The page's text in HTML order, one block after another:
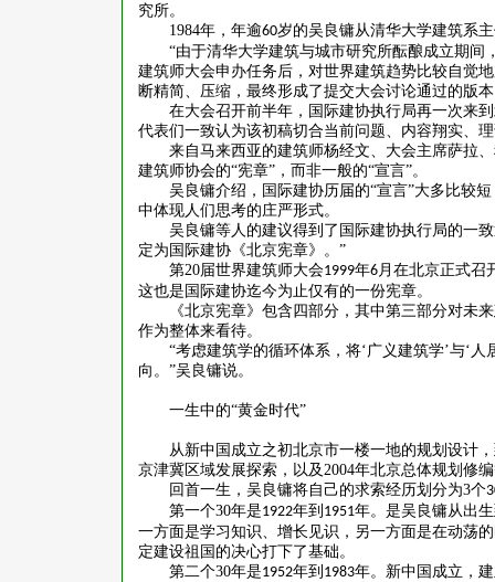
究所。
1984年，年逾60岁的吴良镛从清华大学建筑系
“由于清华大学建筑与城市研究所酝酿成立期
建筑师大会申办任务后，对世界建筑趋势比较自觉
断精简、压缩，最终形成了提交大会讨论通过的版
在大会召开前半年，国际建协执行局再一次来
代表们一致认为该初稿切合当前问题、内容翔实、
来自马来西亚的建筑师杨经文、大会主席萨拉
建筑师协会的“宪章”，而非一般的“宣言”。
吴良镛介绍，国际建协历届的“宣言”大多比较
中体现人们思考的庄严形式。
吴良镛等人的建议得到了国际建协执行局的一
定为国际建协《北京宪章》。”
第20届世界建筑师大会1999年6月在北京正式召
这也是国际建协迄今为止仅有的一份宪章。
《北京宪章》包含四部分，其中第三部分对未
作为整体来看待。
“考虑建筑学的循环体系，将‘广义建筑学’与‘
向。”吴良镛说。
一生中的“黄金时代”
从新中国成立之初北京市一楼一地的规划设计
京津冀区域发展探索，以及2004年北京总体规划修
回首一生，吴良镛将自己的求索经历划分为3个
第一个30年是1922年到 1951年。是吴良镛从出
一方面是学习知识、增长见识，另一方面是在动荡
定建设祖国的决心打下了基础。
第二个30年是1952年到 1983年。新中国成立，